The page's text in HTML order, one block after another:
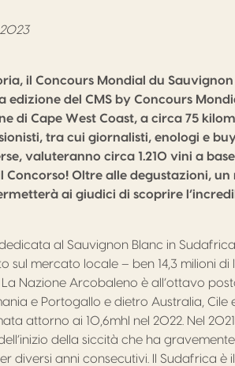
il Concours Mondial du
del CMS by Concours
di Cape West Coast, a circa 75
tra cui giornalisti, enologi e
valuteranno circa 1.210 vini a
Concorso! Oltre alle degustazioni,
ai giudici di scoprire
al Sauvignon Blanc in Sudafrica
sul mercato locale – ben 14,3 milioni di
La Nazione Arcobaleno è all’ottavo
e Portogallo e dietro Australia, Cile
attorno ai 10,6mhl nel 2022. Nel
della siccità che ha
diversi anni consecutivi. Il Sudafrica è